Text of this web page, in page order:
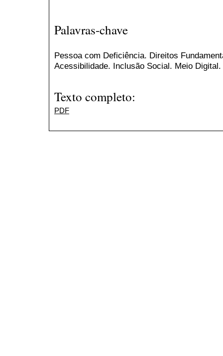
Palavras-chave
Pessoa com Deficiência. Direitos
Acessibilidade. Inclusão Social. Meio Digital.
Texto completo:
PDF